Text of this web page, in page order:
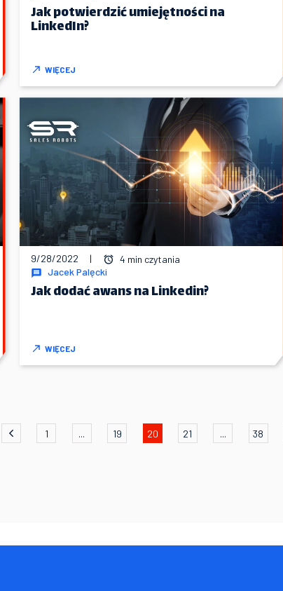
Jak potwierdzić umiejętności na
LinkedIn?
WIĘCEJ
Jacek Palęcki
9/28/2022 | 4 min czytania
Jak dodać awans na Linkedin?
WIĘCEJ
...
1 19 20 21 38
...